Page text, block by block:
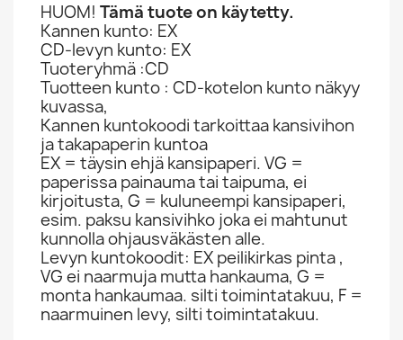
HUOM! Tämä tuote on käytetty.
Kannen kunto: EX
CD-levyn kunto: EX
Tuoteryhmä :CD
Tuotteen kunto : CD-kotelon kunto näkyy
kuvassa,
Kannen kuntokoodi tarkoittaa kansivihon
ja takapaperin kuntoa
EX = täysin ehjä kansipaperi. VG =
paperissa painauma tai taipuma, ei
kirjoitusta, G = kuluneempi kansipaperi,
esim. paksu kansivihko joka ei mahtunut
kunnolla ohjausväkästen alle.
Levyn kuntokoodit: EX peilikirkas pinta ,
VG ei naarmuja mutta hankauma, G =
monta hankaumaa. silti toimintatakuu, F =
naarmuinen levy, silti toimintatakuu.